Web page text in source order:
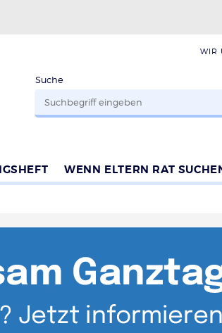
WIR
Suche
WENN ELTERN RAT